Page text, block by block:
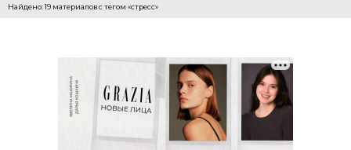
Найдено: 19 материалов с тегом «стресс»